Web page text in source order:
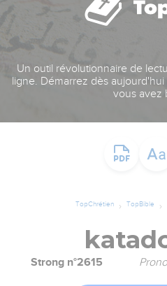
Un outil révolutionnaire de
ligne. Démarrez dès
vous avez
TopChrétien TopBible
Strong n°2615